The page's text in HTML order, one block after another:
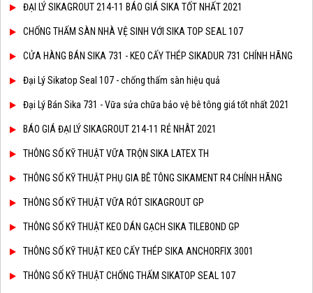
ĐẠI LÝ SIKAGROUT 214-11 BÁO GIÁ SIKA TỐT NHẤT 2021
CHỐNG THẤM SÀN NHÀ VỆ SINH VỚI SIKA TOP SEAL 107
CỬA HÀNG BÁN SIKA 731 - KEO CẤY THÉP SIKADUR 731 CHÍNH HÃNG
Đại Lý Sikatop Seal 107 - chống thấm sàn hiệu quả
Đại Lý Bán Sika 731 - Vữa sửa chữa bảo vệ bê tông giá tốt nhất 2021
BÁO GIÁ ĐẠI LÝ SIKAGROUT 214-11 RẺ NHÂT 2021
THÔNG SỐ KỸ THUẬT VỮA TRỘN SIKA LATEX TH
THÔNG SỐ KỸ THUẬT PHỤ GIA BÊ TÔNG SIKAMENT R4 CHÍNH HÃNG
THÔNG SỐ KỸ THUẬT VỮA RÓT SIKAGROUT GP
THÔNG SỐ KỸ THUẬT KEO DÁN GẠCH SIKA TILEBOND GP
THÔNG SỐ KỸ THUẬT KEO CẤY THÉP SIKA ANCHORFIX 3001
THÔNG SỐ KỸ THUẬT CHỐNG THẤM SIKATOP SEAL 107